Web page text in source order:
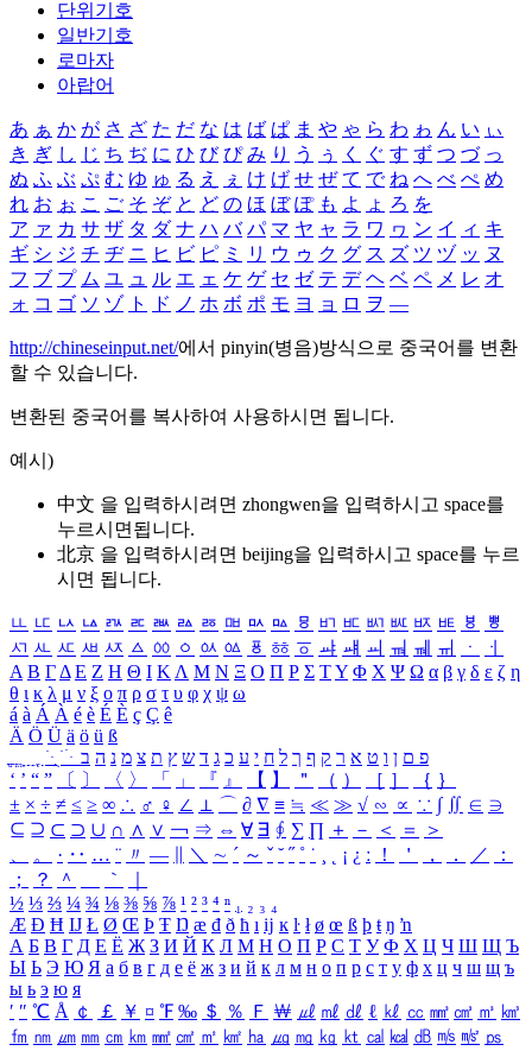
단위기호
일반기호
로마자
아랍어
あ ぁ か が さ ざ た だ な は ば ぱ ま や ゃ ら わ ゎ ん い ぃ
き ぎ し じ ち ぢ に ひ び ぴ み り う ぅ く ぐ す ず つ づ っ
ぬ ふ ぶ ぷ む ゆ ゅ る え ぇ け げ せ ぜ て で ね へ べ ぺ め
れ お ぉ こ ご そ ぞ と ど の ほ ぼ ぽ も よ ょ ろ を
ア ァ カ サ ザ タ ダ ナ ハ バ パ マ ヤ ャ ラ ワ ヮ ン イ ィ キ
ギ シ ジ チ ヂ ニ ヒ ビ ピ ミ リ ウ ゥ ク グ ス ズ ツ ヅ ッ ヌ
フ ブ プ ム ユ ュ ル エ ェ ケ ゲ セ ゼ テ デ ヘ ベ ペ メ レ オ
ォ コ ゴ ソ ゾ ト ド ノ ホ ボ ポ モ ヨ ョ ロ ヲ ―
http://chineseinput.net/에서 pinyin(병음)방식으로 중국어를 변환
할 수 있습니다.
변환된 중국어를 복사하여 사용하시면 됩니다.
예시)
中文 을 입력하시려면 zhongwen을 입력하시고 space를
누르시면됩니다.
北京 을 입력하시려면 beijing을 입력하시고 space를 누르
시면 됩니다.
ㅥ ㅦ ㅧ ㅨ ㅩ ㅪ ㅫ ㅬ ㅭ ㅮ ㅯ ㅰ ㅱ ㅲ ㅳ ㅴ ㅵ ㅶ ㅷ ㅸ
ㅹ
ㅺ ㅻ ㅼ ㅽ ㅾ ㅿ ㆀ ㆁ ㆂ ㆃ ㆄ ㆅ ㆆ ㆇ ㆈ ㆉ ㆊ ㆋ ㆌ ㆍ
ㆎ
Α Β ΓΔ Ε Ζ Η Θ Ι ΚΛ Μ Ν Ξ Ο Π Ρ Σ ΤΥ Φ Χ Ψ Ω α β γ δ ε ζ η
θ ι κ λ μ ν ξ ο π ρ σ τ υ φ χ ψ ω
á à Á À é è É È ç Ç ê
Ä Ö Ü ä ö ü ß
ִֶֹ ֻּ ׁׂ פ ם ן ו ט א ר ק ף ך ל ח י ע כ ג ד ש ץ ת צ מ נ ה ב
‘ ’ “ ” 〔 〕 〈 〉 「 」 『 』 【 】 ＂ （ ） ［ ］ ｛ ｝
± × ÷ ≠ ≤ ≥ ∞ ∴ ♂ ♀ ∠ ⊥ ⌒ ∂ ∇ ≡ ≒ ≪ ≫ √ ∽ ∝ ∵ ∫ ∬ ∈ ∋
⊆ ⊇ ⊂ ⊃ ∪ ∩ ∧ ∨ ￢ ⇒ ⇔ ∀ ∃ ∮ ∑ ∏ ＋ － ＜ ＝
＞
、
。 · ‥ … ¨ 〃 ― ＼ ∼ ´ ～ ˇ ˘ ˝ ˚ ˙ ¸ ¡ ¿ ː ！ ＇ ， ． ／
：
；
？ ＾ ｀
½ ⅓ ⅔ ¼ ¾ ⅛ ⅜ ⅝ ⅞ ¹ ² ³ ⁴ ⁿ ₁ ₂ ₃ ₄
Æ Ð Ħ Ĳ Ł Ø Œ Þ Ŧ Ŋ æ đ ð ħ ı ĳ ĸ ŀ ł ø œ ß þ ŧ ŋ ŉ
А Б В Г Д Е Ё Ж З И Й К Л М Н О П Р С Т У Ф Х Ц Ч Ш Щ Ъ
Ы Ь Э Ю Я а б в г д е ё ж з и й к л м н о п р с т у ф х ц ч ш щ ъ
ы ь э ю я
′ ″ ℃ Å ￠ ￡ ￥ ¤ ℉ ‰ ＄ ％ Ｆ ￦ ㎕ ㎖ ㎗ ℓ ㎘ ㏄ ㎣ ㎤ ㎥ ㎦
㎙ ㎚ ㎛ ㎜ ㎝ ㎞ ㎟ ㎠ ㎡ ㎢ ㏊ ㎍ ㎎ ㎏ ㏏ ㎈ ㎉ ㏈ ㎧ ㎨ ㎰